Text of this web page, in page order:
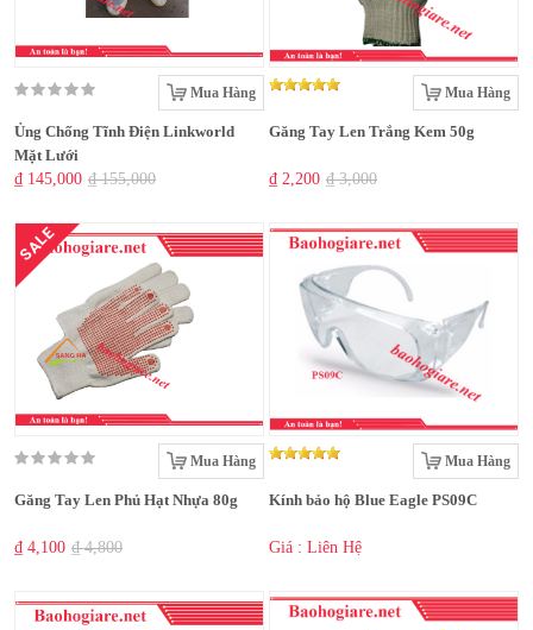
Mua Hàng
Ủng Chống Tĩnh Điện Linkworld
Mặt Lưới
₫ 145,000 ₫ 155,000
Mua Hàng
Găng Tay Len Trắng Kem 50g
₫ 2,200 ₫ 3,000
SALE
Mua Hàng
Găng Tay Len Phủ Hạt Nhựa 80g
₫ 4,100 ₫ 4,800
Mua Hàng
Kính bảo hộ Blue Eagle PS09C
Giá : Liên Hệ